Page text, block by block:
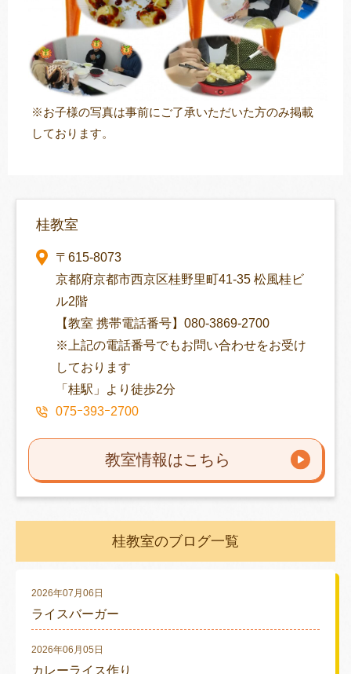
※お子様の写真は事前にご了承いただいた方のみ掲載
しております。
桂教室
〒615-8073
京都府京都市西京区桂野里町41-35 松風桂ビ
ル2階
【教室 携帯電話番号】080-3869-2700
※上記の電話番号でもお問い合わせをお受け
しております
「桂駅」より徒歩2分
075ｰ393ｰ2700
教室情報はこちら
桂教室のブログ一覧
2026年07月06日
ライスバーガー
2026年06月05日
カレーライス作り